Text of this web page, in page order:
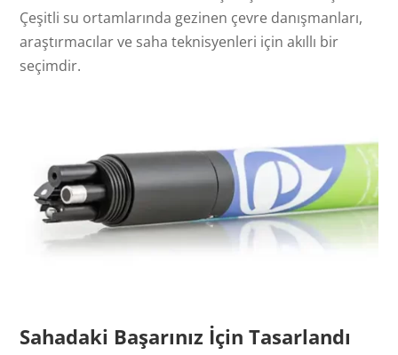
Çeşitli su ortamlarında gezinen çevre danışmanları,
araştırmacılar ve saha teknisyenleri için akıllı bir
seçimdir.
Sahadaki Başarınız İçin Tasarlandı